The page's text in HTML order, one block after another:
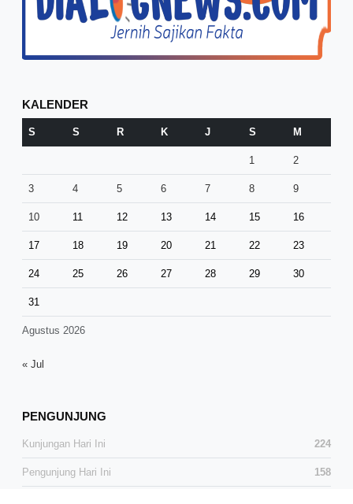
KALENDER
Agustus 2026
S S R K J S M
1 2
3 4 5 6 7 8 9
10 11 12 13 14 15 16
17 18 19 20 21 22 23
24 25 26 27 28 29 30
31
« Jul
PENGUNJUNG
Kunjungan Hari Ini 224
Pengunjung Hari Ini 158